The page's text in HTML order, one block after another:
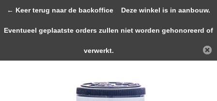
Home JOLT PUR AMYL/PROPYL Strong Ar...
← Keer terug naar de backoffice Deze winkel is in aanbouw.
Eventueel geplaatste orders zullen niet worden gehonoreerd of
verwerkt.